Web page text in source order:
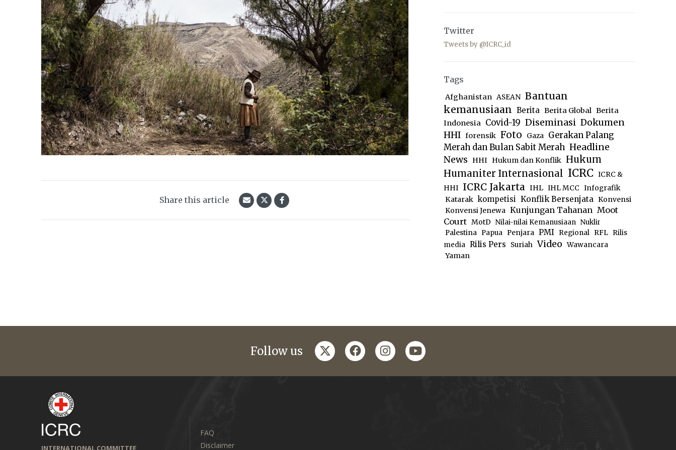
Share this article
Twitter
Tweets by @ICRC_id
Tags
Afghanistan ASEAN Bantuan
kemanusiaan Berita Berita Global Berita
Indonesia Covid-19 Diseminasi Dokumen
HHI forensik Foto Gaza Gerakan Palang
Merah dan Bulan Sabit Merah Headline
News
HHI Hukum dan Konflik Hukum
Humaniter Internasional ICRC ICRC &
HHI ICRC Jakarta IHL IHL MCC Infografik
Katarak kompetisi Konflik Bersenjata Konvensi
Konvensi Jenewa Kunjungan Tahanan Moot
Court MotD Nilai-nilai Kemanusiaan Nuklir
Palestina
Papua Penjara PMI Regional RFL
Rilis
media Rilis Pers Suriah Video Wawancara
Yaman
Follow us twitterfacebookinstagram
youtube
INTERNATIONAL COMMITTEE
FAQ
Disclaimer